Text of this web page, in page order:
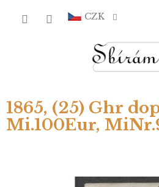
CZK
1865, (25) Ghr
Mi.100Eur,